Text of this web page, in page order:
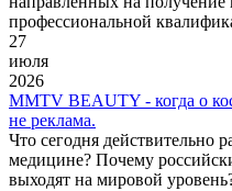
профессиональной
27
июля
2026
MMTV BEAUTY - когда о
не реклама.
Что сегодня действительно
медицине? Почему
выходят на мировой